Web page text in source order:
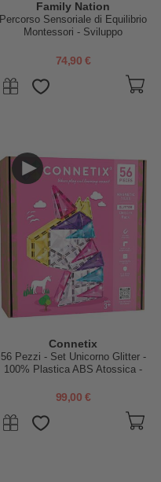
Family Nation
Percorso Sensoriale di Equilibrio
Montessori - Sviluppo
Legno
74,90 €
Connetix
56 Pezzi - Set Unicorno Glitter -
100% Plastica ABS Atossica -
99,00 €